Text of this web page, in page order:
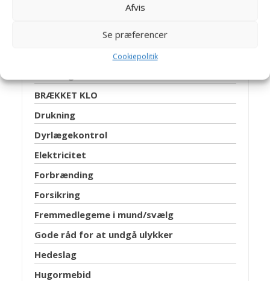
Afvis
Se præferencer
Cookiepolitik
BRÆKKET KLO
Drukning
Dyrlægekontrol
Elektricitet
Forbrænding
Forsikring
Fremmedlegeme i mund/svælg
Gode råd for at undgå ulykker
Hedeslag
Hugormebid